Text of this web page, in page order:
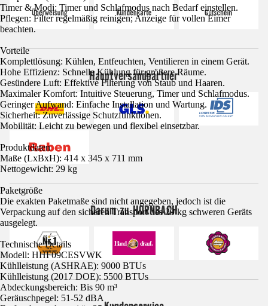
Timer & Modi: Timer und Schlafmodus nach Bedarf einstellen.
Pflegen: Filter regelmäßig reinigen; Anzeige für vollen Eimer
beachten.
Vorteile
Komplettlösung: Kühlen, Entfeuchten, Ventilieren in einem Gerät.
Hohe Effizienz: Schnelle Kühlung für größere Räume.
Gesündere Luft: Effektive Filterung von Staub und Haaren.
Maximaler Komfort: Intuitive Steuerung, Timer und Schlafmodus.
Geringer Aufwand: Einfache Installation und Wartung.
Sicherheit: Zuverlässige Schutzfunktionen.
Mobilität: Leicht zu bewegen und flexibel einsetzbar.
Produktdaten
Maße (LxBxH): 414 x 345 x 711 mm
Nettogewicht: 29 kg
Paketgröße
Die exakten Paketmaße sind nicht angegeben, jedoch ist die
Verpackung auf den sicheren Transport des 29 kg schweren Geräts
ausgelegt.
Technische Details
Modell: HHF09CESVWK
Kühlleistung (ASHRAE): 9000 BTUs
Kühlleistung (2017 DOE): 5500 BTUs
Abdeckungsbereich: Bis 90 m³
Geräuschpegel: 51-52 dBA
Hauptversandpartner
Darum zu HORNBACH